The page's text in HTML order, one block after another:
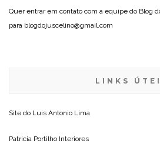
Quer entrar em contato com a equipe do Blog
para blogdojuscelino@gmail.com
LINKS
Site do Luis Antonio Lima
Patricia Portilho Interiores